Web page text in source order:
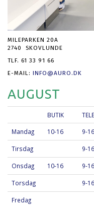
MILEPARKEN 20A
2740 SKOVLUNDE
TLF. 61 33 91 66
E-MAIL: INFO@AURO.DK
AUGUST
BUTIK
Mandag 10-16 9-16
Tirsdag 9-16
Onsdag 10-16 9-16
Torsdag 9-16
Fredag